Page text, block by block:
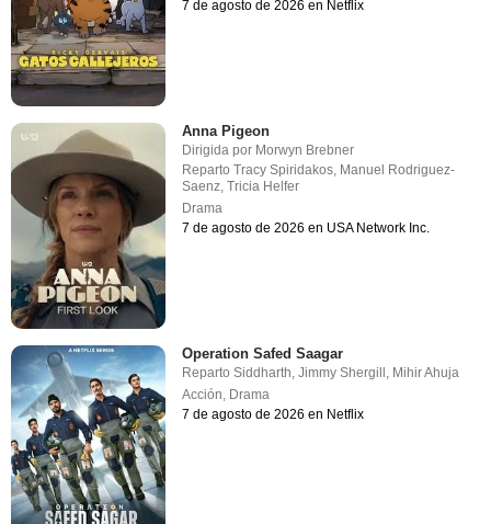
7 de agosto de 2026 en Netflix
Anna Pigeon
Dirigida por Morwyn Brebner
RepartoTracy Spiridakos, Manuel Rodriguez-
Saenz,Tricia Helfer
Drama
7 de agosto de 2026 en USA Network Inc.
Operation Safed Saagar
RepartoSiddharth,Jimmy Shergill , Mihir Ahuja
Acción, Drama
7 de agosto de 2026 en Netflix